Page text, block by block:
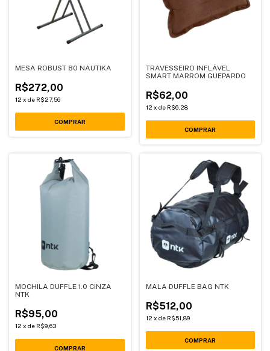
MESA ROBUST 80 NAUTIKA
R$272,00
12 x de R$27,56
TRAVESSEIRO INFLÁVEL
SMART MARROM GUEPARDO
R$62,00
12 x de R$6,28
MOCHILA DUFFLE 1.0 CINZA
NTK
R$95,00
12 x de R$9,63
MALA DUFFLE BAG NTK
R$512,00
12 x de R$51,89
COMPRAR